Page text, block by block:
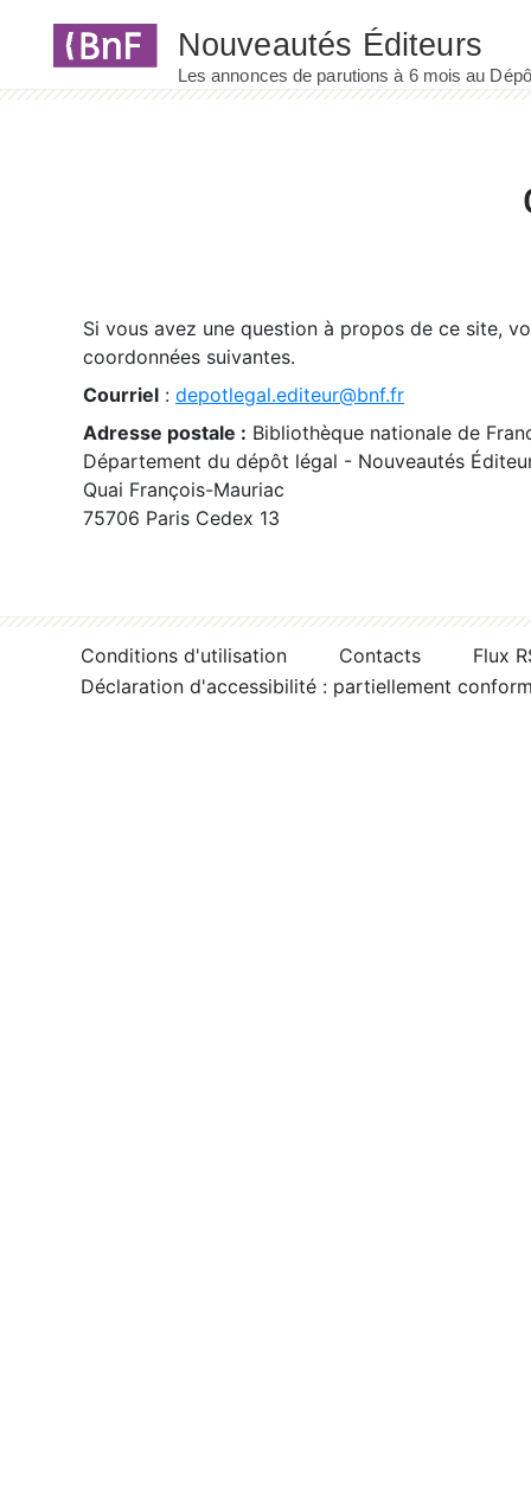
Si vous avez une question à propos de ce site,
coordonnées suivantes.
Courriel : depotlegal.editeur@bnf.fr
Adresse postale : Bibliothèque nationale de
Département du dépôt légal - Nouveautés
Quai François-Mauriac
75706 Paris Cedex 13
Conditions d'utilisation Contacts
Flux
Déclaration d'accessibilité : partiellement